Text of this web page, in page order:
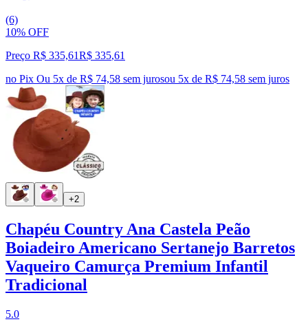
(6)
10% OFF
Preço R$ 335,61R$ 335,61
no Pix Ou 5x de R$ 74,58 sem jurosou 5x de R$ 74,58 sem juros
+2
Chapéu Country Ana Castela Peão
Boiadeiro Americano Sertanejo Barretos
Vaqueiro Camurça Premium Infantil
Tradicional
5.0